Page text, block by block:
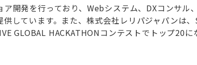
開発を行っており、Webシステム、DXコンサル
しています。また、株式会社レリパジャパンは
GLOBAL HACKATHONコンテストでトップ20に